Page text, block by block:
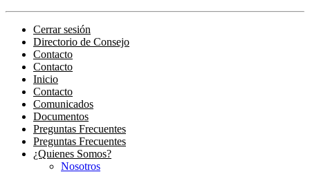
Cerrar sesión
Directorio de Consejo
Contacto
Contacto
Inicio
Contacto
Comunicados
Documentos
Preguntas Frecuentes
Preguntas Frecuentes
¿Quienes Somos?
Nosotros